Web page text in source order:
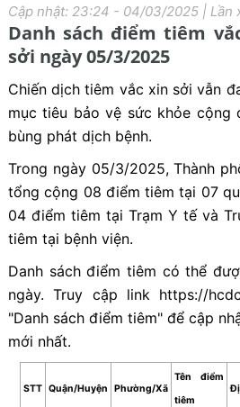
Cập nhật: 23:24 - 04/03/2025 | Lần
Danh sách điểm tiêm
sởi ngày 05/3/2025
Chiến dịch tiêm vắc xin sởi vẫn
mục tiêu bảo vệ sức khỏe cộng
bùng phát dịch bệnh.
Trong ngày 05/3/2025, Thành
tổng cộng 08 điểm tiêm tại 07
04 điểm tiêm tại Trạm Y tế và
tiêm tại bệnh viện.
Danh sách điểm tiêm có thể
ngày. Truy cập link https://
"Danh sách điểm tiêm" để cập
mới nhất.
STT Quận/Huyện Phường/Xã
Tên điểm
tiêm